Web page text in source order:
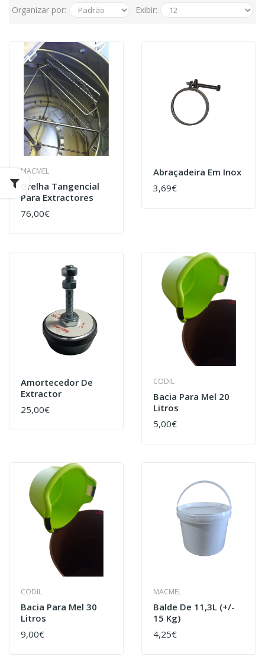
Organizar por:
Exibir:
MACMEL
Grelha Tangencial
Para Extractores
76,00€
Abraçadeira Em Inox
3,69€
Amortecedor De
Extractor
25,00€
CODIL
Bacia Para Mel 20
Litros
5,00€
CODIL
Bacia Para Mel 30
Litros
9,00€
MACMEL
Balde De 11,3L (+/-
15 Kg)
4,25€